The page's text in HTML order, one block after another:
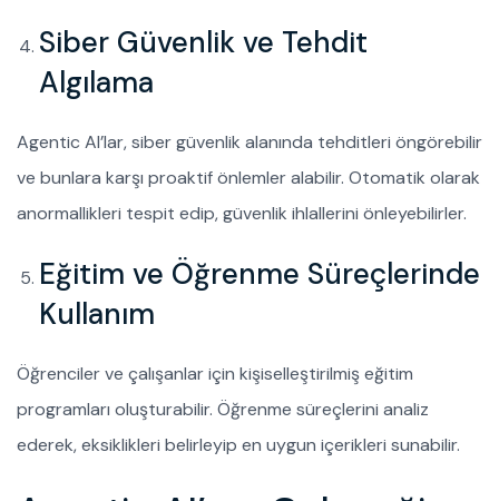
Siber Güvenlik ve Tehdit
Algılama
Agentic AI’lar, siber güvenlik alanında tehditleri öngörebilir
ve bunlara karşı proaktif önlemler alabilir. Otomatik olarak
anormallikleri tespit edip, güvenlik ihlallerini önleyebilirler.
Eğitim ve Öğrenme Süreçlerinde
Kullanım
Öğrenciler ve çalışanlar için kişiselleştirilmiş eğitim
programları oluşturabilir. Öğrenme süreçlerini analiz
ederek, eksiklikleri belirleyip en uygun içerikleri sunabilir.